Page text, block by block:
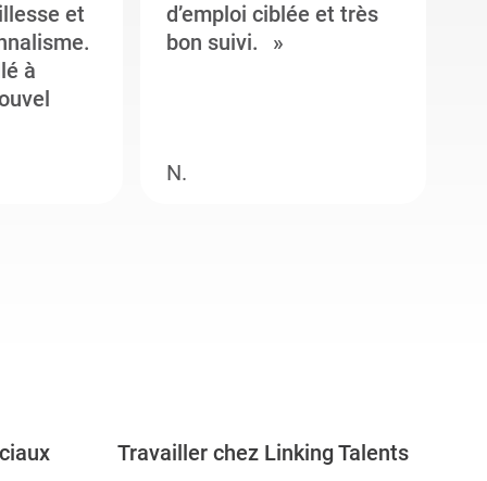
et
à
d’emploi ciblée et très
bon suivi.
N.
Travailler chez Linking Talents